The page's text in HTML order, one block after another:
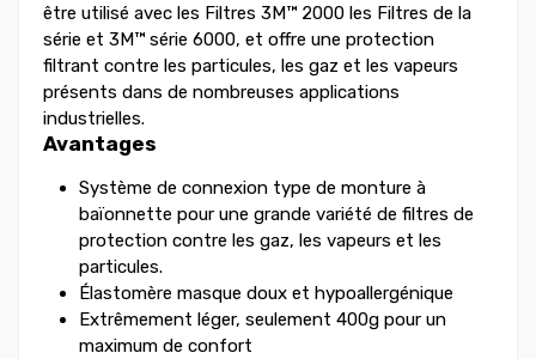
être utilisé avec les Filtres 3M™ 2000 les Filtres de la
série et 3M™ série 6000, et offre une protection
filtrant contre les particules, les gaz et les vapeurs
présents dans de nombreuses applications
industrielles.
Avantages
Système de connexion type de monture à
baïonnette pour une grande variété de filtres de
protection contre les gaz, les vapeurs et les
particules.
Élastomère masque doux et hypoallergénique
Extrêmement léger, seulement 400g pour un
maximum de confort